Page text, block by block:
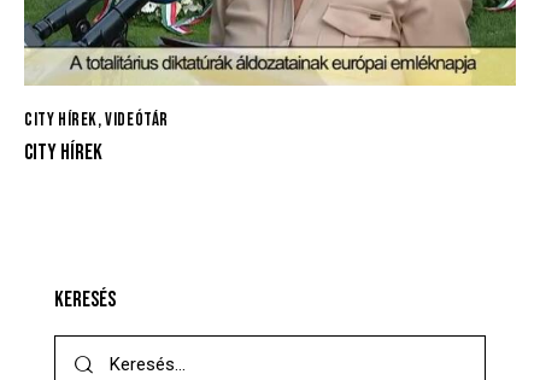
CITY HÍREK,VIDEÓTÁR
CITY HÍREK
KERESÉS